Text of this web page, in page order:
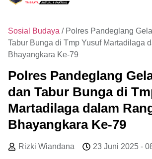
Sosial Budaya / Polres Pandeglang
Tabur Bunga di Tmp Yusuf Martadilaga
Bhayangkara Ke-79
Polres Pandeglang
dan Tabur Bunga di
Martadilaga dalam
Bhayangkara Ke-79
Rizki Wiandana 23 Juni 2025 -